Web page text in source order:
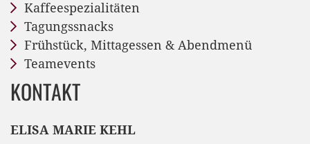
Kaffeespezialitäten
Tagungssnacks
Frühstück, Mittagessen & Abendmenü
Teamevents
KONTAKT
ELISA MARIE KEHL